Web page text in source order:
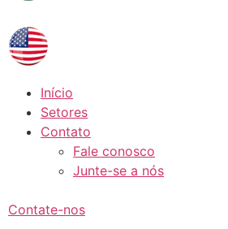
Início
Setores
Contato
Fale conosco
Junte-se a nós
Contate-nos